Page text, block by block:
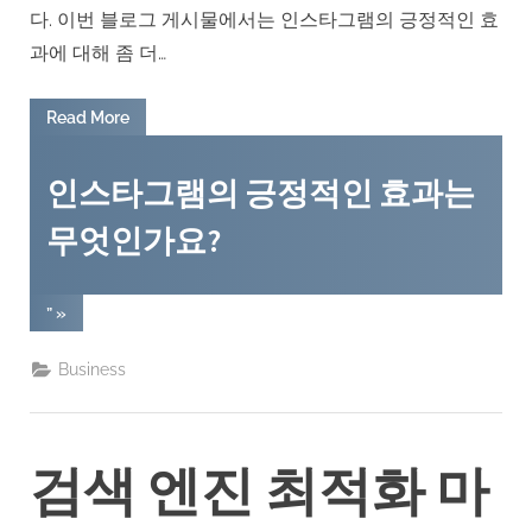
다. 이번 블로그 게시물에서는 인스타그램의 긍정적인 효
과에 대해 좀 더…
Read More“
인스타그램의 긍정적인 효과는
무엇인가요?
” »
Business
검색 엔진 최적화 마